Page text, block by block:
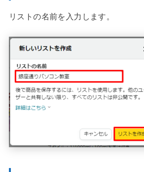
リストの名前を入力します。